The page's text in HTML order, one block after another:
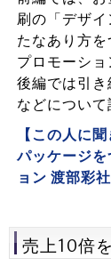
刷の「デザ
たなあり方
プロモーショ
後編では引
などについて
【この人に
パッケージ
ョン 渡部彩
売上10倍